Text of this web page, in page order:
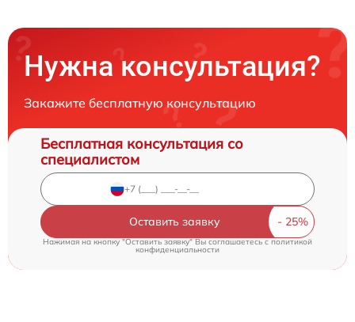
Нужна консультация?
Закажите бесплатную консультацию
Бесплатная консультация со
специалистом
Оставить заявку
Нажимая на кнопку "Оставить заявку" Вы соглашаетесь cполитикой
конфиденциальности